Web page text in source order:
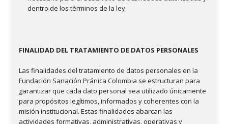
dentro de los términos de la ley.
FINALIDAD DEL TRATAMIENTO DE DATOS PERSONALES
Las finalidades del tratamiento de datos personales en la
Fundación Sanación Pránica Colombia se estructuran para
garantizar que cada dato personal sea utilizado únicamente
para propósitos legítimos, informados y coherentes con la
misión institucional. Estas finalidades abarcan las
actividades formativas, administrativas, operativas y